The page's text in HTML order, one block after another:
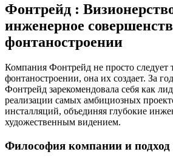
Фонтрейд :
инженерное
фонтаностроении
Компания Фонтрейд не просто следует
фонтаностроении, она их создает. За
Фонтрейд зарекомендовала себя как
реализации самых амбициозных
инсталляций, объединяя глубокие
художественным видением.
Философия компании и подход